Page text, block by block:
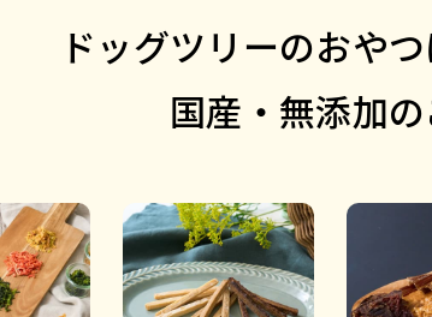
ドッグツリーのおや
国産・無添加の